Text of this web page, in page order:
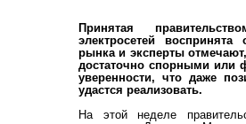
Принятая
электросетей
рынка и эксперты
достаточно спорными или
уверенности, что даже
удастся реализовать.
На этой неделе